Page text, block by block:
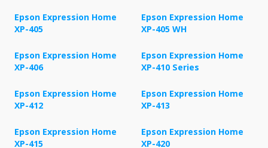
Epson Expression Home
XP-405
Epson Expression Home
XP-405 WH
Epson Expression Home
XP-406
Epson Expression Home
XP-410 Series
Epson Expression Home
XP-412
Epson Expression Home
XP-413
Epson Expression Home
XP-415
Epson Expression Home
XP-420